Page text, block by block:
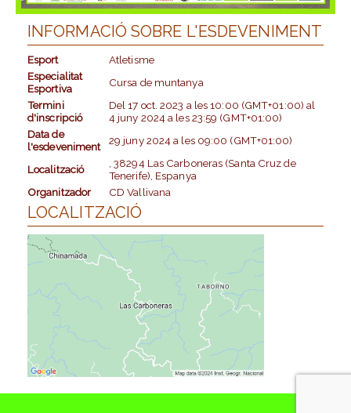
INFORMACIÓ SOBRE L'ESDEVENIMENT
Esport
Atletisme
Especialitat
Esportiva
Cursa de muntanya
Termini
d'inscripció
Del17 oct. 2023 a les10:00 (GMT+01:00) al
4 juny 2024a les23:59 (GMT+01:00)
Data de
l'esdeveniment
29 juny 2024a les 09:00 (GMT+01:00)
Localització
, 38294 Las Carboneras (Santa Cruz de
Tenerife), Espanya
Organitzador
CD Vallivana
LOCALITZACIÓ